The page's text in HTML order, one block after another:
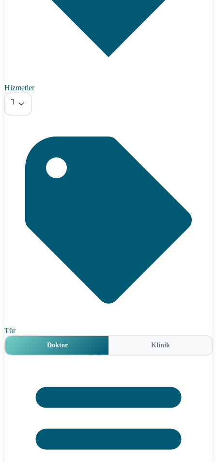
Hizmetler
Tümü
Tür
Doktor Klinik